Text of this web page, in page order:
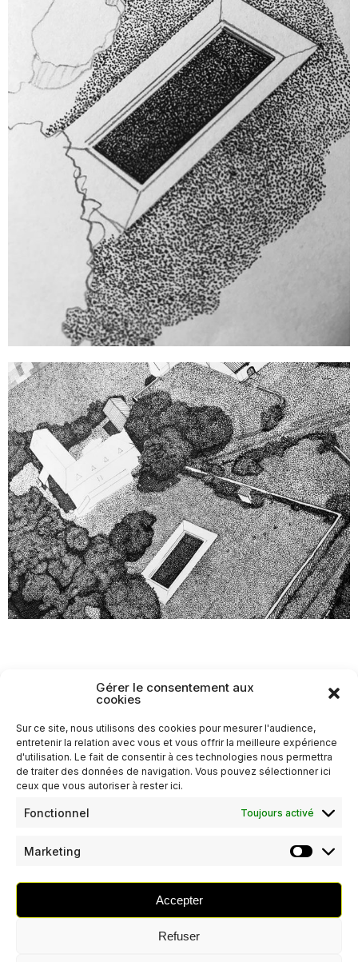
Gérer le consentement aux
cookies
Sur ce site, nous utilisons des cookies pour mesurer l'audience,
entretenir la relation avec vous et vous offrir la meilleure expérience
d'utilisation. Le fait de consentir à ces technologies nous permettra
de traiter des données de navigation. Vous pouvez sélectionner ici
ceux que vous autoriser à rester ici.
Fonctionnel Toujours activé
Marketing
Accepter
Refuser